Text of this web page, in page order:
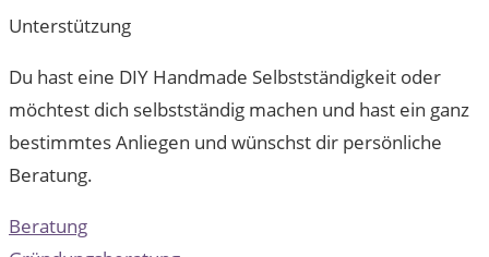
Unterstützung
Du hast eine DIY Handmade Selbstständigkeit oder
möchtest dich selbstständig machen und hast ein ganz
bestimmtes Anliegen und wünschst dir persönliche
Beratung.
Beratung